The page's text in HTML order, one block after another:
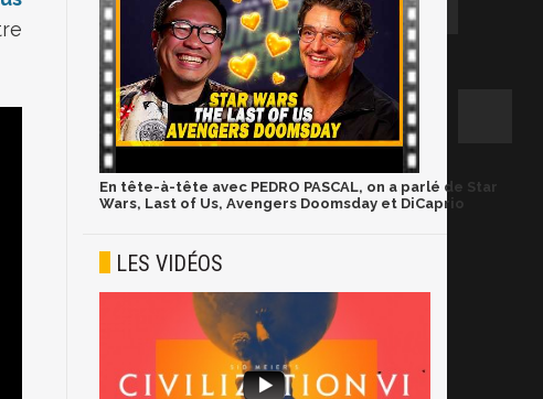
En tête-à-tête avec PEDRO PASCAL, on a parlé de Star
Wars, Last of Us, Avengers Doomsday et DiCaprio
LES VIDÉOS